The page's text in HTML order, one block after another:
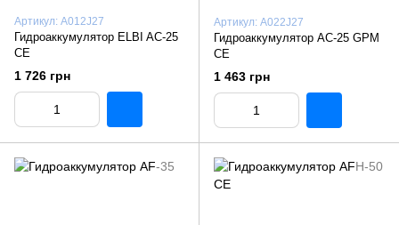
Артикул: A012J27
Гидроаккумулятор ELBI AC-25
CE
1 726 грн
Артикул: A022J27
Гидроаккумулятор AC-25 GPM
CE
1 463 грн